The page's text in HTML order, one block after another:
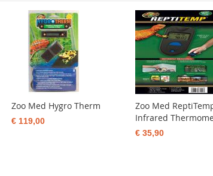
Zoo Med Hygro Therm
€ 119,00
Zoo Med
Infrared
€ 35,90